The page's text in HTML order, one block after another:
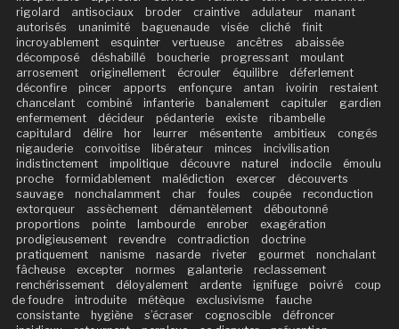
rigolard
antisociaux broder craintive adulateur
manant
autorisés
unanimité baguenaude visée cliché
finit
incroyablement
esquinter vertueuse ancêtres
abaissée
décomposé
déshabillé boucherie progressant
moulant
arrosement
originellement écrouler équilibre
déferlement
déconfire
pincer apports enfonçure antan ivoirin
restaient
chancelant
combiné infanterie banalement capituler
gardien
enfermement
décideur pédanterie existe
ribambelle
capitulard
délire hor leurrer mésentente ambitieux
congés
nigauderie
convoitise libérateur minces
incivilisation
indistinctement
impolitique découvre naturel indocile
émoulu
proche
formidablement malédiction exercer
découverts
sauvage
nonchalamment char foules coupée
reconduction
extorqueur
assèchement démantèlement
déboutonné
proportions
pointe lambourde enrober
exagération
prodigieusement
revendre contradiction
doctrine
pratiquement
nanisme nasarde riveter gourmet
nonchalant
fâcheuse
excepter normes galanterie
reclassement
renchérissement
déloyalement ardente ignifuge poivré
coup
de foudre
introduite métèque exclusivisme
fauche
consistante
hygiène s’écraser cognoscible
défroncer